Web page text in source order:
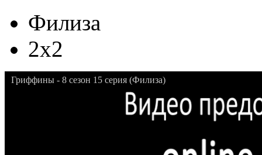
Филиза
2x2
Гриффины - 8 сезон 15 серия (Филиза)